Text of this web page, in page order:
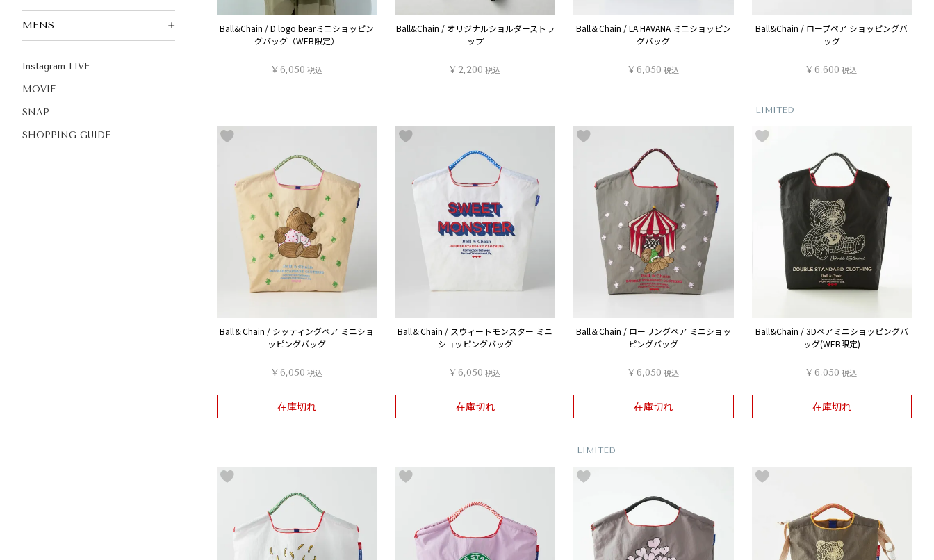
MENS
Instagram LIVE
MOVIE
SNAP
SHOPPING GUIDE
Ball&Chain / D logo bearミニショッピン
グバッグ（WEB限定）
¥6,050 税込
Ball&Chain / オリジナルショルダーストラ
ップ
¥ 2,200 税込
Ball＆Chain / LA HAVANA ミニショッピン
グバッグ
¥6,050 税込
Ball&Chain / ロープベア ショッピングバ
ッグ
¥6,600 税込
Ball＆Chain / シッティングベア ミニショ
ッピングバッグ
¥6,050 税込
在庫切れ
Ball＆Chain / スウィートモンスター ミニ
ショッピングバッグ
¥6,050 税込
在庫切れ
Ball＆Chain / ローリングベア ミニショッ
ピングバッグ
¥6,050 税込
在庫切れ
LIMITED
Ball&Chain / 3Dベアミニショッピングバ
ッグ(WEB限定)
¥6,050 税込
在庫切れ
LIMITED